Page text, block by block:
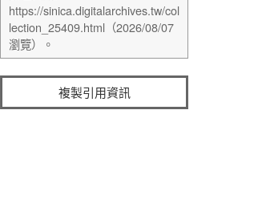
複製引用資訊